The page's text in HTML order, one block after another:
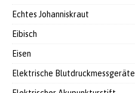
Echtes Johanniskraut
Eibisch
Eisen
Elektrische Blutdruckmessgeräte